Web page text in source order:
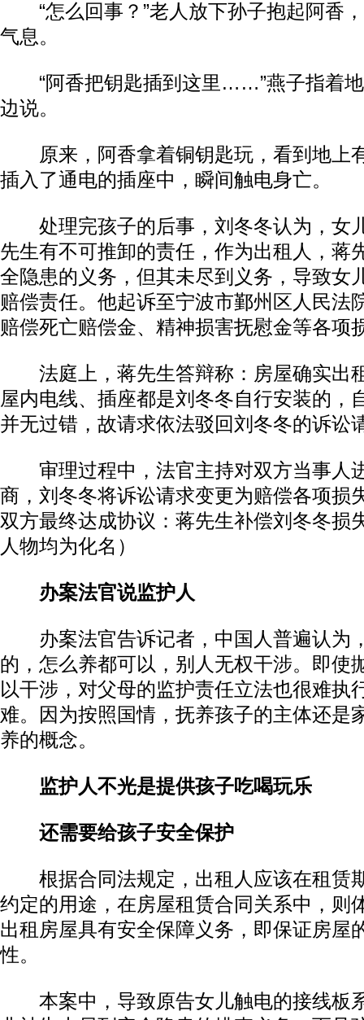
“怎么回事？”老人放下孙子抱起阿香
气息。
“阿香把钥匙插到这里……”燕子指着地
边说。
原来，阿香拿着铜钥匙玩，看到地上
插入了通电的插座中，瞬间触电身亡。
处理完孩子的后事，刘冬冬认为，女
先生有不可推卸的责任，作为出租人，蒋
全隐患的义务，但其未尽到义务，导致女
赔偿责任。他起诉至宁波市鄞州区人民法
赔偿死亡赔偿金、精神损害抚慰金等各项
法庭上，蒋先生答辩称：房屋确实出
屋内电线、插座都是刘冬冬自行安装的，
并无过错，故请求依法驳回刘冬冬的诉讼
审理过程中，法官主持对双方当事人
商，刘冬冬将诉讼请求变更为赔偿各项损
双方最终达成协议：蒋先生补偿刘冬冬损
人物均为化名）
办案法官说监护人
办案法官告诉记者，中国人普遍认为
的，怎么养都可以，别人无权干涉。即使
以干涉，对父母的监护责任立法也很难执
难。因为按照国情，抚养孩子的主体还是
养的概念。
监护人不光是提供孩子吃喝玩乐
还需要给孩子安全保护
根据合同法规定，出租人应该在租赁
约定的用途，在房屋租赁合同关系中，则
出租房屋具有安全保障义务，即保证房屋
性。
本案中，导致原告女儿触电的接线板